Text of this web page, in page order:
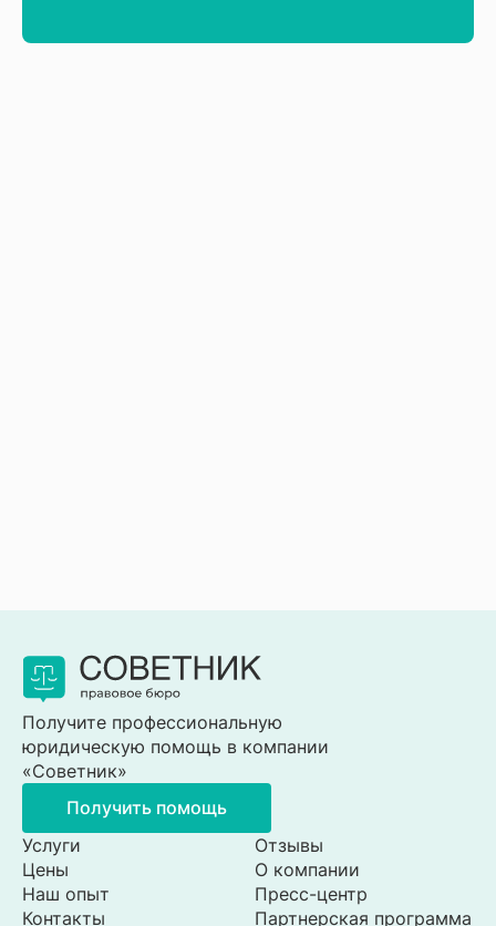
Получите профессиональную
юридическую помощь в компании
«Советник»
Получить помощь
Услуги
Цены
Наш опыт
Контакты
Отзывы
О компании
Пресс-центр
Партнерская программа